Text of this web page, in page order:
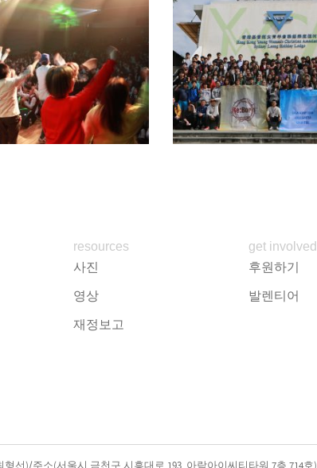
resources
사진
영상
재정보고
get involved
후원하기
발렌티어